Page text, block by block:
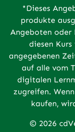
*Dieses
produkte
Angeboten oder
diesen
angegebenen
auf alle vom
digitalen
zugreifen.
kaufen,
© 2026